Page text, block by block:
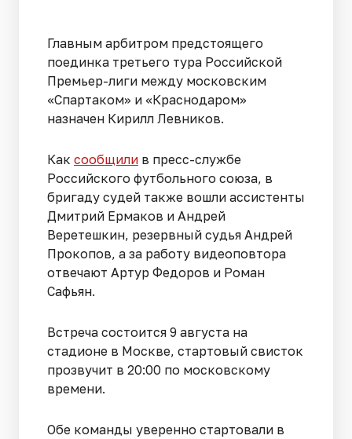
Главным арбитром предстоящего
поединка третьего тура Российской
Премьер-лиги между московским
«Спартаком» и «Краснодаром»
назначен Кирилл Левников.
Как сообщили в пресс-службе
Российского футбольного союза, в
бригаду судей также вошли ассистенты
Дмитрий Ермаков и Андрей
Веретешкин, резервный судья Андрей
Прокопов, а за работу видеоповтора
отвечают Артур Федоров и Роман
Сафьян.
Встреча состоится 9 августа на
стадионе в Москве, стартовый свисток
прозвучит в 20:00 по московскому
времени.
Обе команды уверенно стартовали в